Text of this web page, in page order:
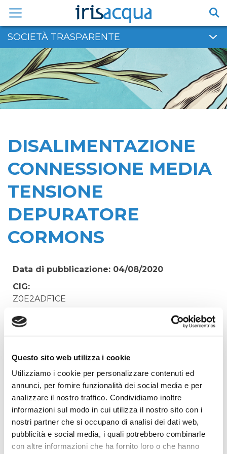
Questo sito web utilizza i cookie
Utilizziamo i cookie per personalizzare contenuti ed
annunci, per fornire funzionalità dei social media e per
analizzare il nostro traffico. Condividiamo inoltre
informazioni sul modo in cui utilizza il nostro sito con i
nostri partner che si occupano di analisi dei dati web,
pubblicità e social media, i quali potrebbero combinarle
con altre informazioni che ha fornito loro o che hanno
contenuto
SOCIETÀ TRASPARENTE
DISALIMENTAZIONE
CONNESSIONE MEDIA
TENSIONE
DEPURATORE
CORMONS
Data di pubblicazione: 04/08/2020
CIG:
Z0E2ADF1CE
Struttura proponente:
'Irisacqua srl P.I./C.F. 01070220312. - Ufficio
Oggetto:
DISALIMENTAZIONE CONNESSIONE MEDIA
TENSIONE DEPURATORE CORMONS
Elenco operatori invitati:
Procedura di scelta:
Affidamento ai sensi del Regolamento Generale